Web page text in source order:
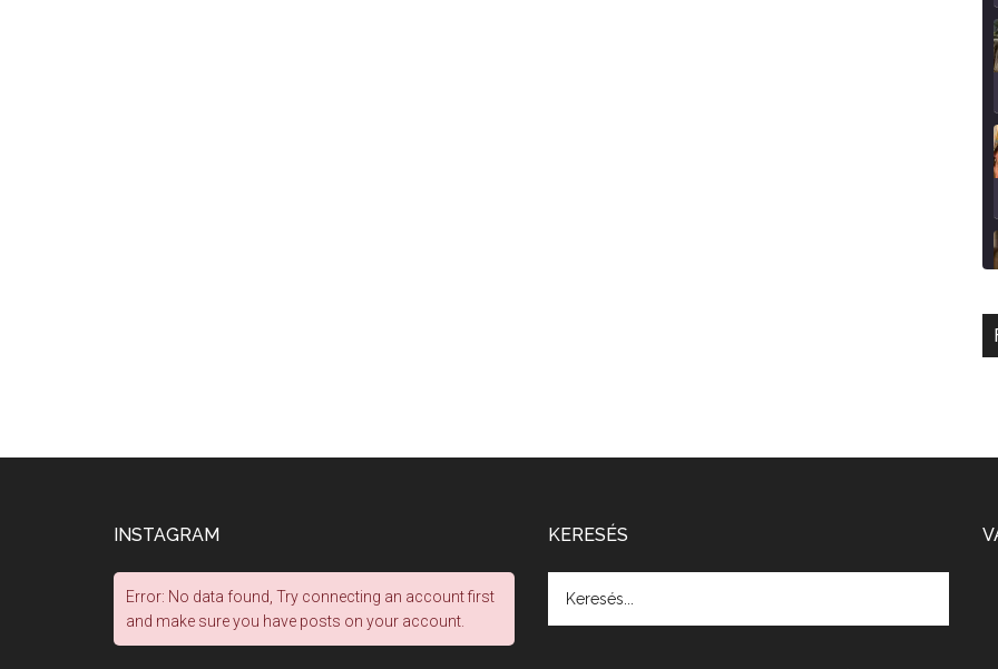
INSTAGRAM
Error: No data found, Try connecting an account first
and make sure you have posts on your account.
KERESÉS